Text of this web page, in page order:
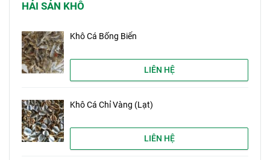
HẢI SẢN KHÔ
Khô Cá Bống Biển
LIÊN HỆ
Khô Cá Chỉ Vàng (Lạt)
LIÊN HỆ